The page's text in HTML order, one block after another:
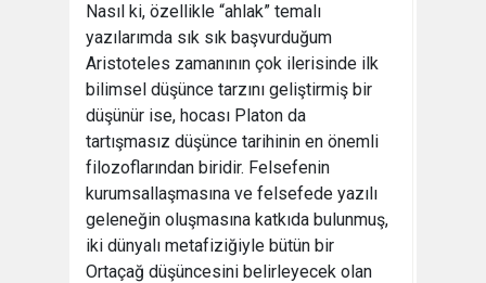
Nasıl ki, özellikle “ahlak” temalı
yazılarımda sık sık başvurduğum
Aristoteles zamanının çok ilerisinde ilk
bilimsel düşünce tarzını geliştirmiş bir
düşünür ise, hocası Platon da
tartışmasız düşünce tarihinin en önemli
filozoflarından biridir. Felsefenin
kurumsallaşmasına ve felsefede yazılı
geleneğin oluşmasına katkıda bulunmuş,
iki dünyalı metafiziğiyle bütün bir
Ortaçağ düşüncesini belirleyecek olan